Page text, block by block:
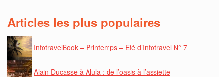
Articles les plus populaires
InfotravelBook – Printemps – Eté d’Infotravel N° 7
Alain Ducasse à Alula : de l’oasis à l’assiette